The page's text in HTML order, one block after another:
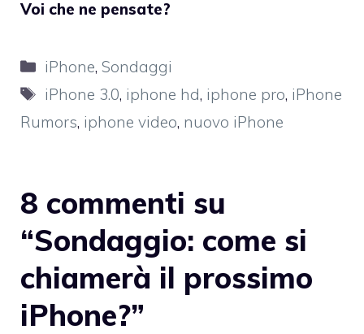
Voi che ne pensate?
Categorie
iPhone,Sondaggi
Tag
iPhone 3.0, iphone hd, iphone pro, iPhone
Rumors, iphone video, nuovo iPhone
8 commenti su
“Sondaggio: come si
chiamerà il prossimo
iPhone?”